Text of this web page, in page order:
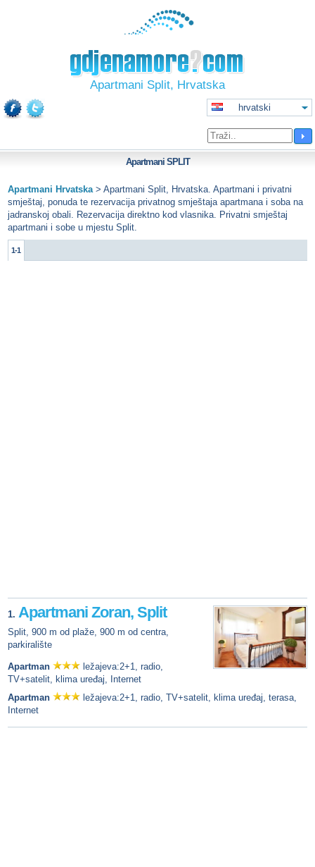
Apartmani Split, Hrvatska
hrvatski
Apartmani SPLIT
Apartmani Hrvatska> Apartmani Split, Hrvatska. Apartmani i privatni
smještaj, ponuda te rezervacija privatnog smještaja apartmana i soba na
jadranskoj obali. Rezervacija direktno kod vlasnika. Privatni smještaj
apartmani i sobe u mjestu Split.
1-1
1. Apartmani Zoran, Split
Split, 900 m od plaže, 900 m od centra,
parkiralište
Apartman
ležajeva:2+1, radio,
TV+satelit, klima uređaj, Internet
Apartman
ležajeva:2+1, radio, TV+satelit, klima uređaj, terasa,
Internet